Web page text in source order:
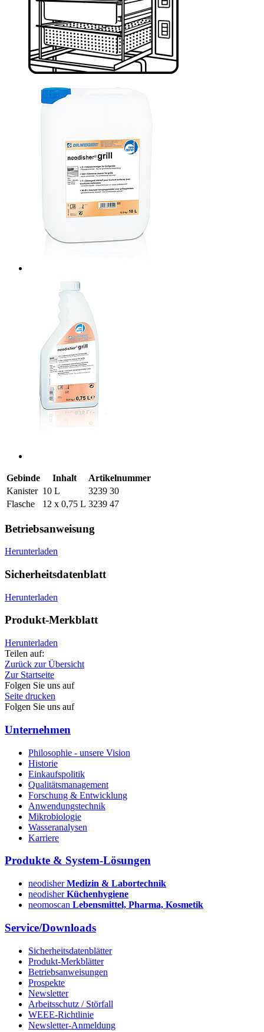
Gebinde Inhalt
Artikelnummer
Kanister 10 L
3239 30
Flasche
12 x 0,75 L 3239 47
Betriebsanweisung
Herunterladen
Sicherheitsdatenblatt
Herunterladen
Produkt-Merkblatt
Herunterladen
Teilen auf:
Zurück zur Übersicht
Zur Startseite
Folgen Sie uns auf
Seite drucken
Folgen Sie uns auf
Unternehmen
Philosophie - unsere Vision
Historie
Einkaufspolitik
Qualitätsmanagement
Forschung & Entwicklung
Anwendungstechnik
Mikrobiologie
Wasseranalysen
Karriere
Produkte & System-Lösungen
neodisherMedizin & Labortechnik
neodisherKüchenhygiene
neomoscan Lebensmittel, Pharma, Kosmetik
Service/Downloads
Sicherheitsdatenblätter
Produkt-Merkblätter
Betriebsanweisungen
Prospekte
Newsletter
Arbeitsschutz / Störfall
WEEE-Richtlinie
Newsletter-Anmeldung